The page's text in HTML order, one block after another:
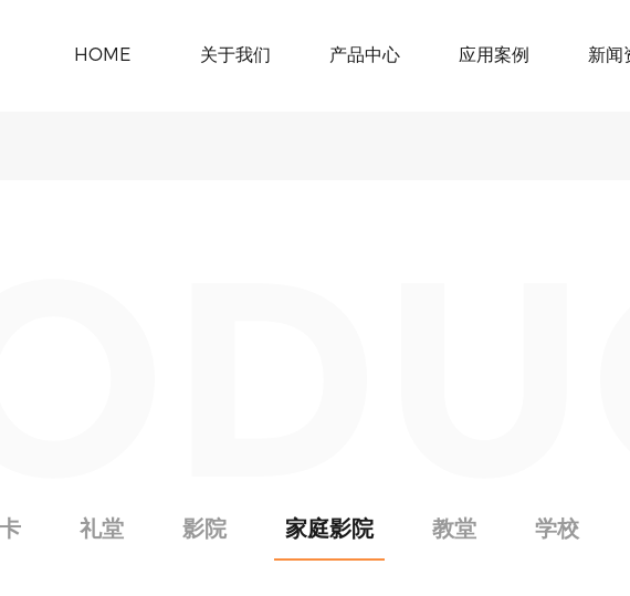
HOME 关于我们 产品中心 应用案例 新闻
礼堂 影院 家庭影院 教堂 学校